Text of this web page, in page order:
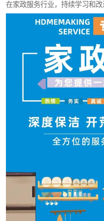
在家政服务行业，持续学习和改